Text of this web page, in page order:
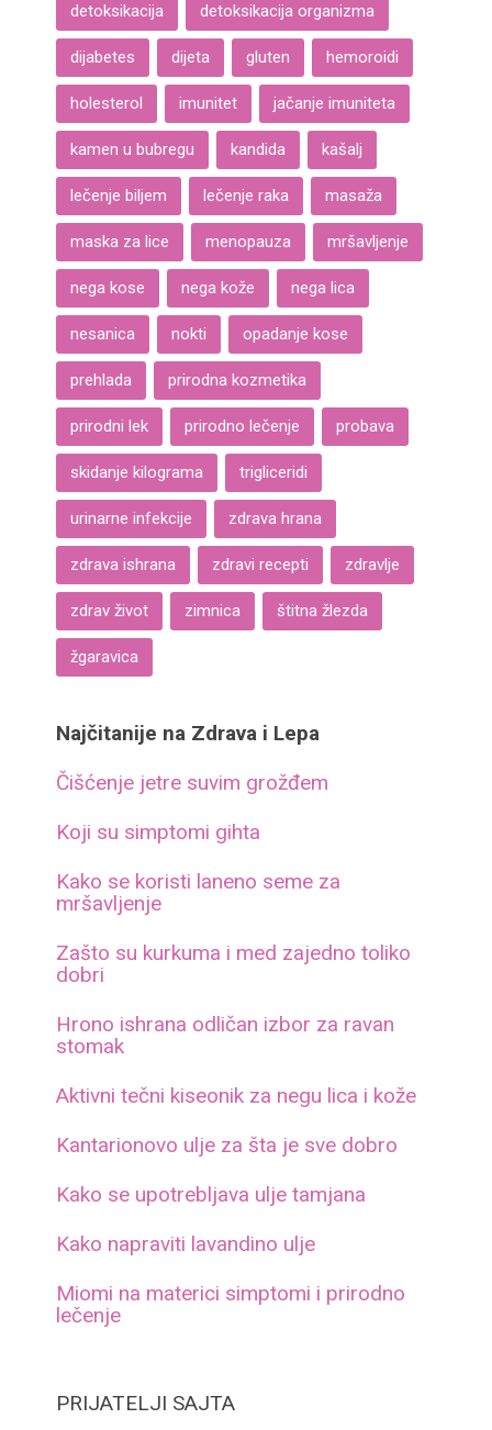
detoksikacija detoksikacija organizma
dijabetes dijeta gluten hemoroidi
holesterol imunitet jačanje imuniteta
kamen u bubregu kandida kašalj
lečenje biljem lečenje raka masaža
maska za lice menopauza mršavljenje
nega kose nega kože nega lica
nesanica nokti opadanje kose
prehlada prirodna kozmetika
prirodni lek prirodno lečenje probava
skidanje kilograma trigliceridi
urinarne infekcije zdrava hrana
zdrava ishrana zdravi recepti zdravlje
zdrav život zimnica štitna žlezda
žgaravica
Najčitanije na Zdrava i Lepa
Čišćenje jetre suvim grožđem
Koji su simptomi gihta
Kako se koristi laneno seme za
mršavljenje
Zašto su kurkuma i med zajedno toliko
dobri
Hrono ishrana odličan izbor za ravan
stomak
Aktivni tečni kiseonik za negu lica i kože
Kantarionovo ulje za šta je sve dobro
Kako se upotrebljava ulje tamjana
Kako napraviti lavandino ulje
Miomi na materici simptomi i prirodno
lečenje
PRIJATELJI SAJTA